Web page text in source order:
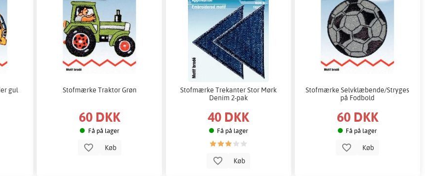
gul Stofmærke Traktor Grøn
60 DKK
Få på lager
Køb
Stofmærke Trekanter Stor Mørk
Denim 2-pak
40 DKK
Få på lager
Køb
Stofmærke Selvklæbende/Stryges
på Fodbold
60 DKK
Få på lager
Køb